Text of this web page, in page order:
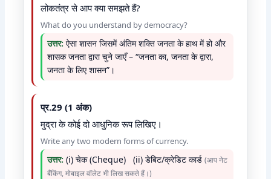
लोकतंत्र से आप क्या समझते हैं?
What do you understand by democracy?
उत्तर: ऐसा शासन जिसमें अंतिम शक्ति जनता के हाथ में हो और
शासक जनता द्वारा चुने जाएँ – “जनता का, जनता के द्वारा,
जनता के लिए शासन”।
प्र.29 (1 अंक)
मुद्रा के कोई दो आधुनिक रूप लिखिए।
Write any two modern forms of currency.
उत्तर: (i) चेक (Cheque) (ii) डेबिट/क्रेडिट कार्ड(आप नेट
बैंकिंग, मोबाइल वॉलेट भी लिख सकते हैं।)